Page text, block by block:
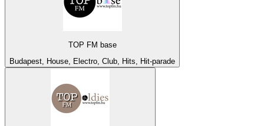
TOP FM base
Budapest, House, Electro, Club, Hits, Hit-parade